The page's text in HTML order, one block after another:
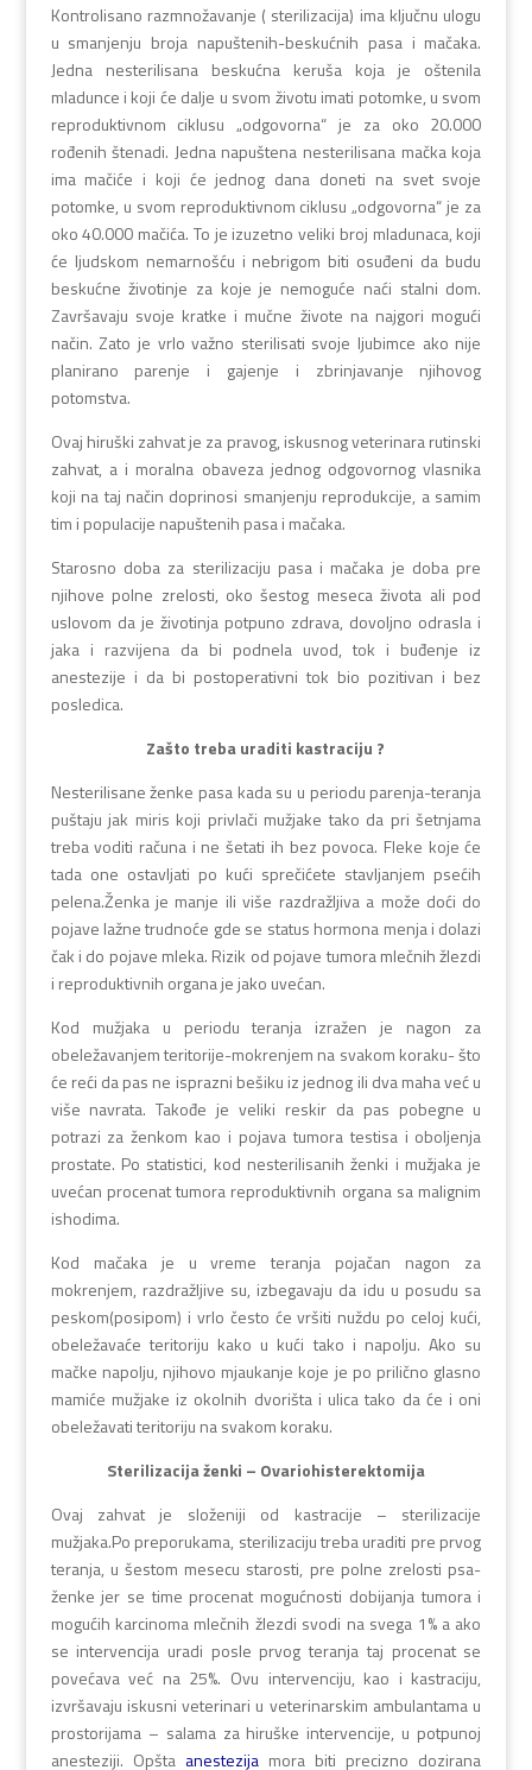
Kontrolisano razmnožavanje ( sterilizacija) ima ključnu ulogu
u smanjenju broja napuštenih-beskućnih pasa i mačaka.
Jedna nesterilisana beskućna keruša koja je oštenila
mladunce i koji će dalje u svom životu imati potomke, u svom
reproduktivnom ciklusu „odgovorna“ je za oko 20.000
rođenih štenadi. Jedna napuštena nesterilisana mačka koja
ima mačiće i koji će jednog dana doneti na svet svoje
potomke, u svom reproduktivnom ciklusu „odgovorna“ je za
oko 40.000 mačića. To je izuzetno veliki broj mladunaca, koji
će ljudskom nemarnošću i nebrigom biti osuđeni da budu
beskućne životinje za koje je nemoguće naći stalni dom.
Završavaju svoje kratke i mučne živote na najgori mogući
način. Zato je vrlo važno sterilisati svoje ljubimce ako nije
planirano parenje i gajenje i zbrinjavanje njihovog
potomstva.
Ovaj hiruški zahvat je za pravog, iskusnog veterinara rutinski
zahvat, a i moralna obaveza jednog odgovornog vlasnika
koji na taj način doprinosi smanjenju reprodukcije, a samim
tim i populacije napuštenih pasa i mačaka.
Starosno doba za sterilizaciju pasa i mačaka je doba pre
njihove polne zrelosti, oko šestog meseca života ali pod
uslovom da je životinja potpuno zdrava, dovoljno odrasla i
jaka i razvijena da bi podnela uvod, tok i buđenje iz
anestezije i da bi postoperativni tok bio pozitivan i bez
posledica.
Zašto treba uraditi kastraciju ?
Nesterilisane ženke pasa kada su u periodu parenja-teranja
puštaju jak miris koji privlači mužjake tako da pri šetnjama
treba voditi računa i ne šetati ih bez povoca. Fleke koje će
tada one ostavljati po kući sprečićete stavljanjem psećih
pelena.Ženka je manje ili više razdražljiva a može doći do
pojave lažne trudnoće gde se status hormona menja i dolazi
čak i do pojave mleka. Rizik od pojave tumora mlečnih žlezdi
i reproduktivnih organa je jako uvećan.
Kod mužjaka u periodu teranja izražen je nagon za
obeležavanjem teritorije-mokrenjem na svakom koraku- što
će reći da pas ne isprazni bešiku iz jednog ili dva maha već u
više navrata. Takođe je veliki reskir da pas pobegne u
potrazi za ženkom kao i pojava tumora testisa i oboljenja
prostate. Po statistici, kod nesterilisanih ženki i mužjaka je
uvećan procenat tumora reproduktivnih organa sa malignim
ishodima.
Kod mačaka je u vreme teranja pojačan nagon za
mokrenjem, razdražljive su, izbegavaju da idu u posudu sa
peskom(posipom) i vrlo često će vršiti nuždu po celoj kući,
obeležavaće teritoriju kako u kući tako i napolju. Ako su
mačke napolju, njihovo mjaukanje koje je po prilično glasno
mamiće mužjake iz okolnih dvorišta i ulica tako da će i oni
obeležavati teritoriju na svakom koraku.
Sterilizacija ženki – Ovariohisterektomija
Ovaj zahvat je složeniji od kastracije – sterilizacije
mužjaka.Po preporukama, sterilizaciju treba uraditi pre prvog
teranja, u šestom mesecu starosti, pre polne zrelosti psa-
ženke jer se time procenat mogućnosti dobijanja tumora i
mogućih karcinoma mlečnih žlezdi svodi na svega 1% a ako
se intervencija uradi posle prvog teranja taj procenat se
povećava već na 25%. Ovu intervenciju, kao i kastraciju,
izvršavaju iskusni veterinari u veterinarskim ambulantama u
prostorijama – salama za hiruške intervencije, u potpunoj
anesteziji. Opšta anestezija mora biti precizno dozirana